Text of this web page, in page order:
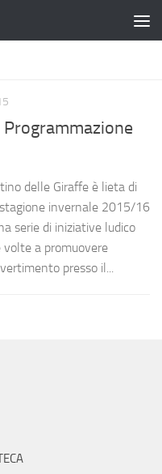
delle Giraffe è lieta di
invernale 2015/16
serie di iniziative ludico
volte a promuovere
presso il...